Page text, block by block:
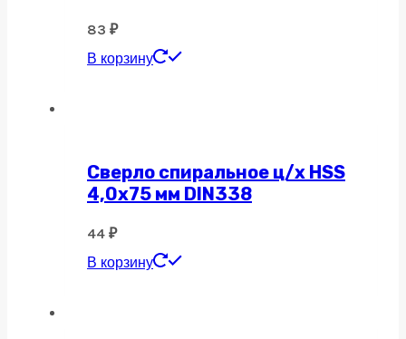
83 ₽
В корзину
Сверло спиральное ц/х HSS
4,0х75 мм DIN338
44 ₽
В корзину